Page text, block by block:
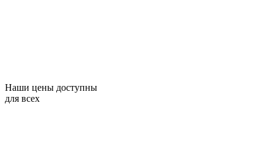
Наши цены доступны
для всех